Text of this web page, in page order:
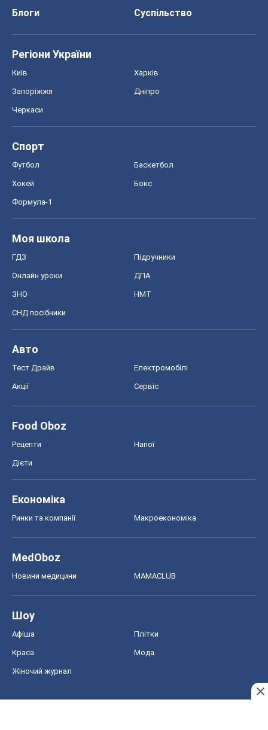
Блоги
Суспільство
Регіони України
Київ Харків
Запоріжжя Дніпро
Черкаси
Спорт
Футбол Баскетбол
Хокей Бокс
Формула-1
Моя школа
ГДЗ Підручники
Онлайн уроки ДПА
ЗНО НМТ
СНД посібники
Авто
Тест Драйв Електромобілі
Акції Сервіс
Food Oboz
Рецепти Напої
Дієти
Економіка
Ринки та компанії Макроекономіка
MedOboz
Новини медицини MAMACLUB
Шоу
Афіша Плітки
Краса Мода
Жіночий журнал